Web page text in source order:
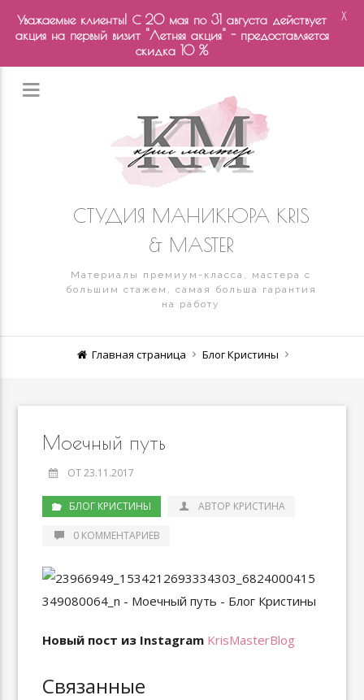
СТУДИЯ МАНИКЮРА KRIS
& MASTER
Материалы премиум-класса, мастера с
большим стажем, самая больша гарантия
на работу
Главная страница Блог Кристины
Моечный путь
ОТ 23.11.2017
БЛОГ КРИСТИНЫ АВТОР КРИСТИНА
0 КОММЕНТАРИЕВ
Новый пост из Instagram KrisMasterBlog
Связанные
Уважаемые клиенты! С 20 мая по 31 августа действует
акция на первый визит "Летняя акция" - предоставляется
скидка 10 %
X